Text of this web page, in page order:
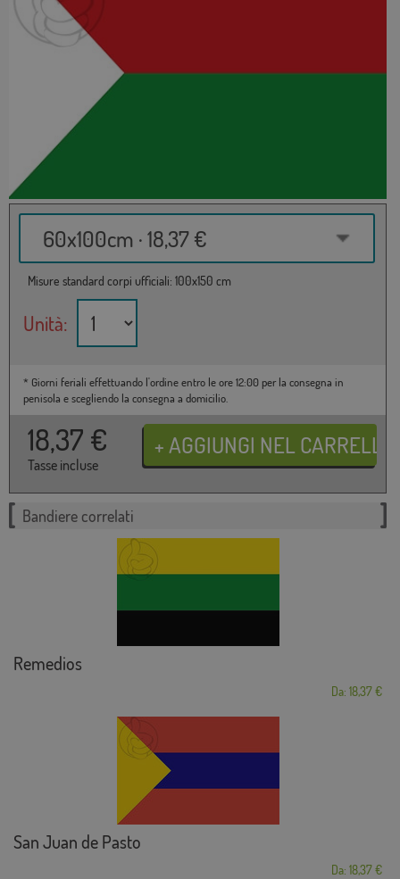
60x100cm · 18,37 €
Misure standard corpi ufficiali: 100x150 cm
Unità:
* Giorni feriali effettuando l'ordine entro le ore 12:00 per la consegna in
penisola e scegliendo la consegna a domicilio.
18,37 €
Tasse incluse
Bandiere correlati
Remedios
Da: 18,37 €
San Juan de Pasto
Da: 18,37 €